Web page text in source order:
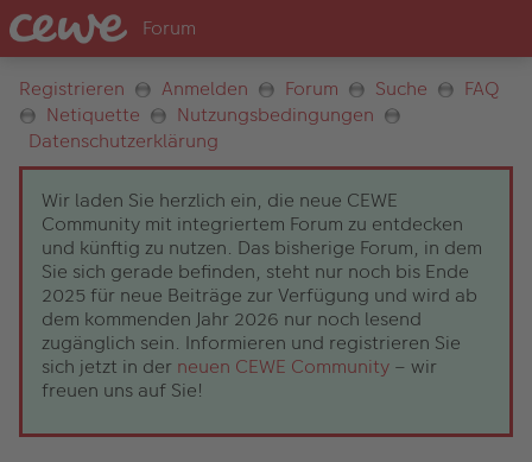
Registrieren Anmelden Forum Suche
FAQ
Netiquette
Nutzungsbedingungen
Datenschutzerklärung
Wir laden Sie herzlich ein, die neue CEWE
Community mit integriertem Forum zu entdecken
und künftig zu nutzen. Das bisherige Forum, in dem
Sie sich gerade befinden, steht nur noch bis Ende
2025 für neue Beiträge zur Verfügung und wird ab
dem kommenden Jahr 2026 nur noch lesend
zugänglich sein. Informieren und registrieren Sie
sich jetzt in der neuen CEWE Community – wir
freuen uns auf Sie!